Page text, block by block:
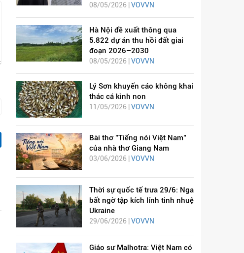
08/05/2026 | VOVVN
Hà Nội đề xuất thông qua
5.822 dự án thu hồi đất giai
đoạn 2026–2030
08/05/2026 | VOVVN
Lý Sơn khuyến cáo không khai
thác cá kình non
11/05/2026 | VOVVN
Bài thơ "Tiếng nói Việt Nam"
của nhà thơ Giang Nam
03/06/2026 | VOVVN
Thời sự quốc tế trưa 29/6: Nga
bất ngờ tập kích lính tinh nhuệ
Ukraine
29/06/2026 | VOVVN
Giáo sư Malhotra: Việt Nam có